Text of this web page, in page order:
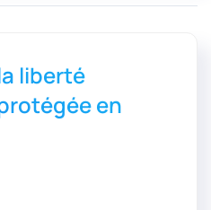
liberté
en